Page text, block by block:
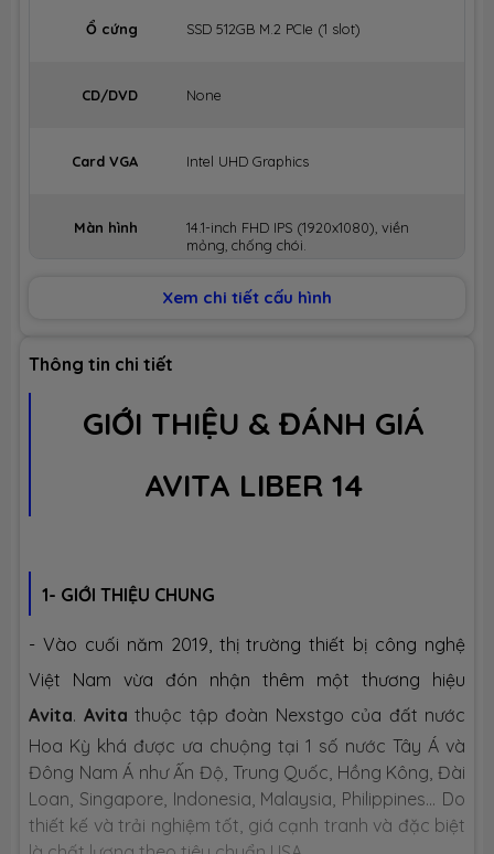
Ổ cứng SSD 512GB M.2 PCIe (1 slot)
CD/DVD None
Card VGA Intel UHD Graphics
Màn hình
14.1-inch FHD IPS (1920x1080), viền
mỏng, chống chói.
1 x USB Type-C
2 x USB 3.1
1 x Webcam
1 x FingerPrint
36WHrs Li-ion Battery
lượng
Kích thước
318 x 218 x 15.9 mm (Dài x Rộng x
Dày)
Xem chi tiết cấu hình
Thông tin chi tiết
GIỚI THIỆU & ĐÁNH GIÁ
AVITA LIBER 14
1- GIỚI THIỆU CHUNG
- Vào cuối năm 2019, thị trường thiết bị công nghệ
Việt Nam vừa đón nhận thêm một thương hiệu
Avita. Avita thuộc tập đoàn Nexstgo của đất nước
Hoa Kỳ khá được ưa chuộng tại 1 số nước Tây Á và
Đông Nam Á như Ấn Độ, Trung Quốc, Hồng Kông, Đài
Loan, Singapore, Indonesia, Malaysia, Philippines... Do
thiết kế và trải nghiệm tốt, giá cạnh tranh và đặc biệt